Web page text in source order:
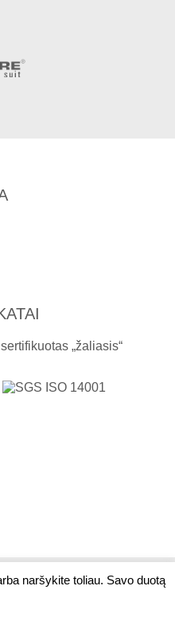
„žaliasis“
kūrimas:
naršykite toliau. Savo duotą